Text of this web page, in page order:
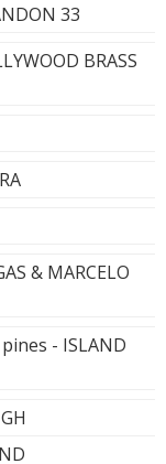
33
BRASS
& MARCELO
- ISLAND